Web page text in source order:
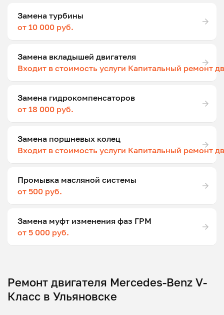
Замена турбины
от 10 000 руб.
Замена вкладышей двигателя
Входит в стоимость услуги Капитальный ремонт
Замена гидрокомпенсаторов
от 18 000 руб.
Замена поршневых колец
Входит в стоимость услуги Капитальный ремонт
Промывка масляной системы
от 500 руб.
Замена муфт изменения фаз ГРМ
от 5 000 руб.
Ремонт двигателя Mercedes-Benz V-
Класс в Ульяновске